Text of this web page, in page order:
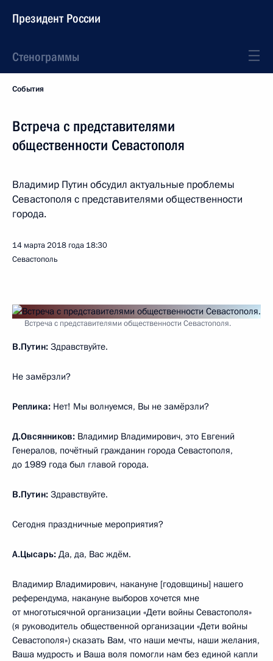
Президент России
Стенограммы
События
Встреча с представителями
общественности Севастополя
Владимир Путин обсудил актуальные проблемы
Севастополя с представителями общественности
города.
14 марта 2018 года 18:30
Севастополь
Встреча с представителями общественности Севастополя.
В.Путин: Здравствуйте.
Не замёрзли?
Реплика: Нет! Мы волнуемся, Вы не замёрзли?
Д.Овсянников: Владимир Владимирович, это Евгений
Генералов, почётный гражданин города Севастополя,
до 1989 года был главой города.
В.Путин: Здравствуйте.
Сегодня праздничные мероприятия?
А.Цысарь: Да, да, Вас ждём.
Владимир Владимирович, накануне [годовщины] нашего
референдума, накануне выборов хочется мне
от многотысячной организации «Дети войны Севастополя»
(я руководитель общественной организации «Дети войны
Севастополя») сказать Вам, что наши мечты, наши желания,
Ваша мудрость и Ваша воля помогли нам без единой капли